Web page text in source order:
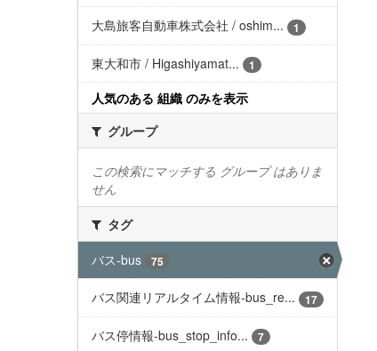
大島旅客自動車株式会社 / oshim... 1
東大和市 / Higashiyamat... 1
人気のある 組織 のみを表示
グループ
この検索にマッチする グループ はありま
せん
タグ
バス-bus
75
バス関連リアルタイム情報-bus_re... 17
バス停情報-bus_stop_info... 7